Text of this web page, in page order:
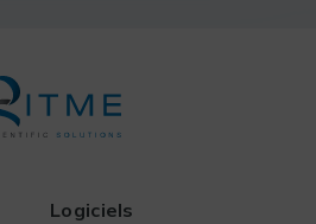
Logiciels